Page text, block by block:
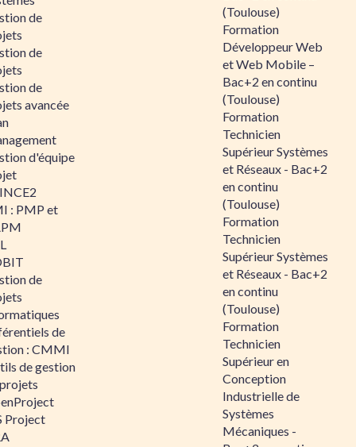
de
de
de
avancée
d'équipe
: PMP et
de
de
: CMMI
de gestion
Project
(Toulouse)
Formation
Développeur Web
et Web Mobile –
Bac+2 en continu
(Toulouse)
Formation
Technicien
Supérieur Systèmes
et Réseaux - Bac+2
en continu
(Toulouse)
Formation
Technicien
Supérieur Systèmes
et Réseaux - Bac+2
en continu
(Toulouse)
Formation
Technicien
Supérieur en
Conception
Industrielle de
Systèmes
Mécaniques -